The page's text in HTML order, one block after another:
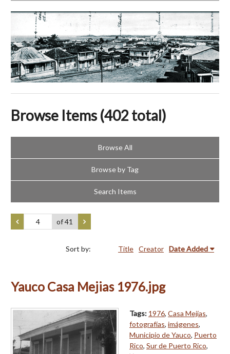
Browse Items (402 total)
Browse All
Browse by Tag
Search Items
of 41
Sort by: Title Creator Date Added
Yauco Casa Mejias 1976.jpg
Tags: 1976, Casa Mejías,
fotografías, imágenes,
Municipio de Yauco, Puerto
Rico, Sur de Puerto Rico,